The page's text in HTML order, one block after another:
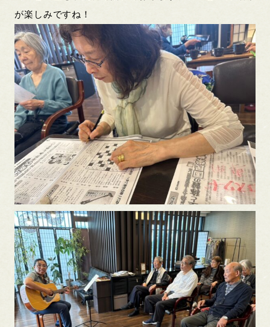
が楽しみですね！